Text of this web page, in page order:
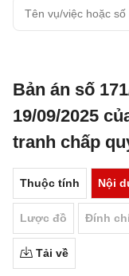
Bản án số
19/09/2025
tranh chấp
Thuộc tính Nội
Lược đồ Đính
Tải về